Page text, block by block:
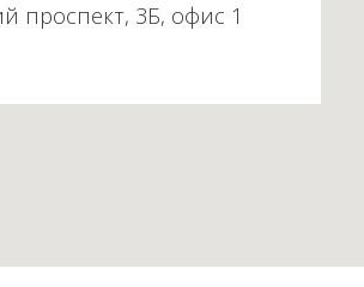
проспект, 3Б, офис 1